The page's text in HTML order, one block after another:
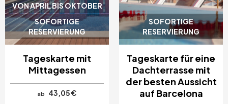
VON APRIL BIS OKTOBER
SOFORTIGE
RESERVIERUNG
Tageskarte mit
Mittagessen
ab 43,05 €
SOFORTIGE
RESERVIERUNG
Tageskarte für eine
Dachterrasse mit
der besten Aussicht
auf Barcelona